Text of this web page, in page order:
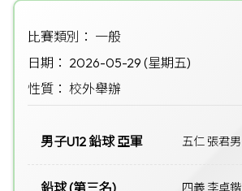
比賽類別： 一般
日期： 2026-05-29 (星期五)
性質： 校外舉辦
男子U12 鉛球 亞軍 五仁 張君男
鉛球 (第三名) 四義 李卓鍇